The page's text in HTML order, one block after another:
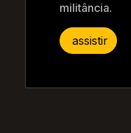
militância.
assistir